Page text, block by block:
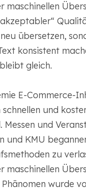
maschinellen
übersetzen,
konsistent
gleich.
E-Commerce-
und
Messen und
und KMU
zu
maschinellen
wurde